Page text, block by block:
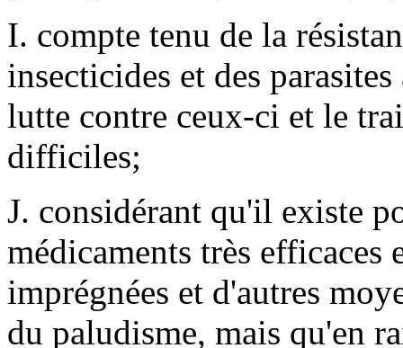
I. compte tenu de la
insecticides et des
lutte contre ceux-ci et le
difficiles;
J. considérant qu'il existe
médicaments très efficaces
imprégnées et d'autres
du paludisme, mais qu'en